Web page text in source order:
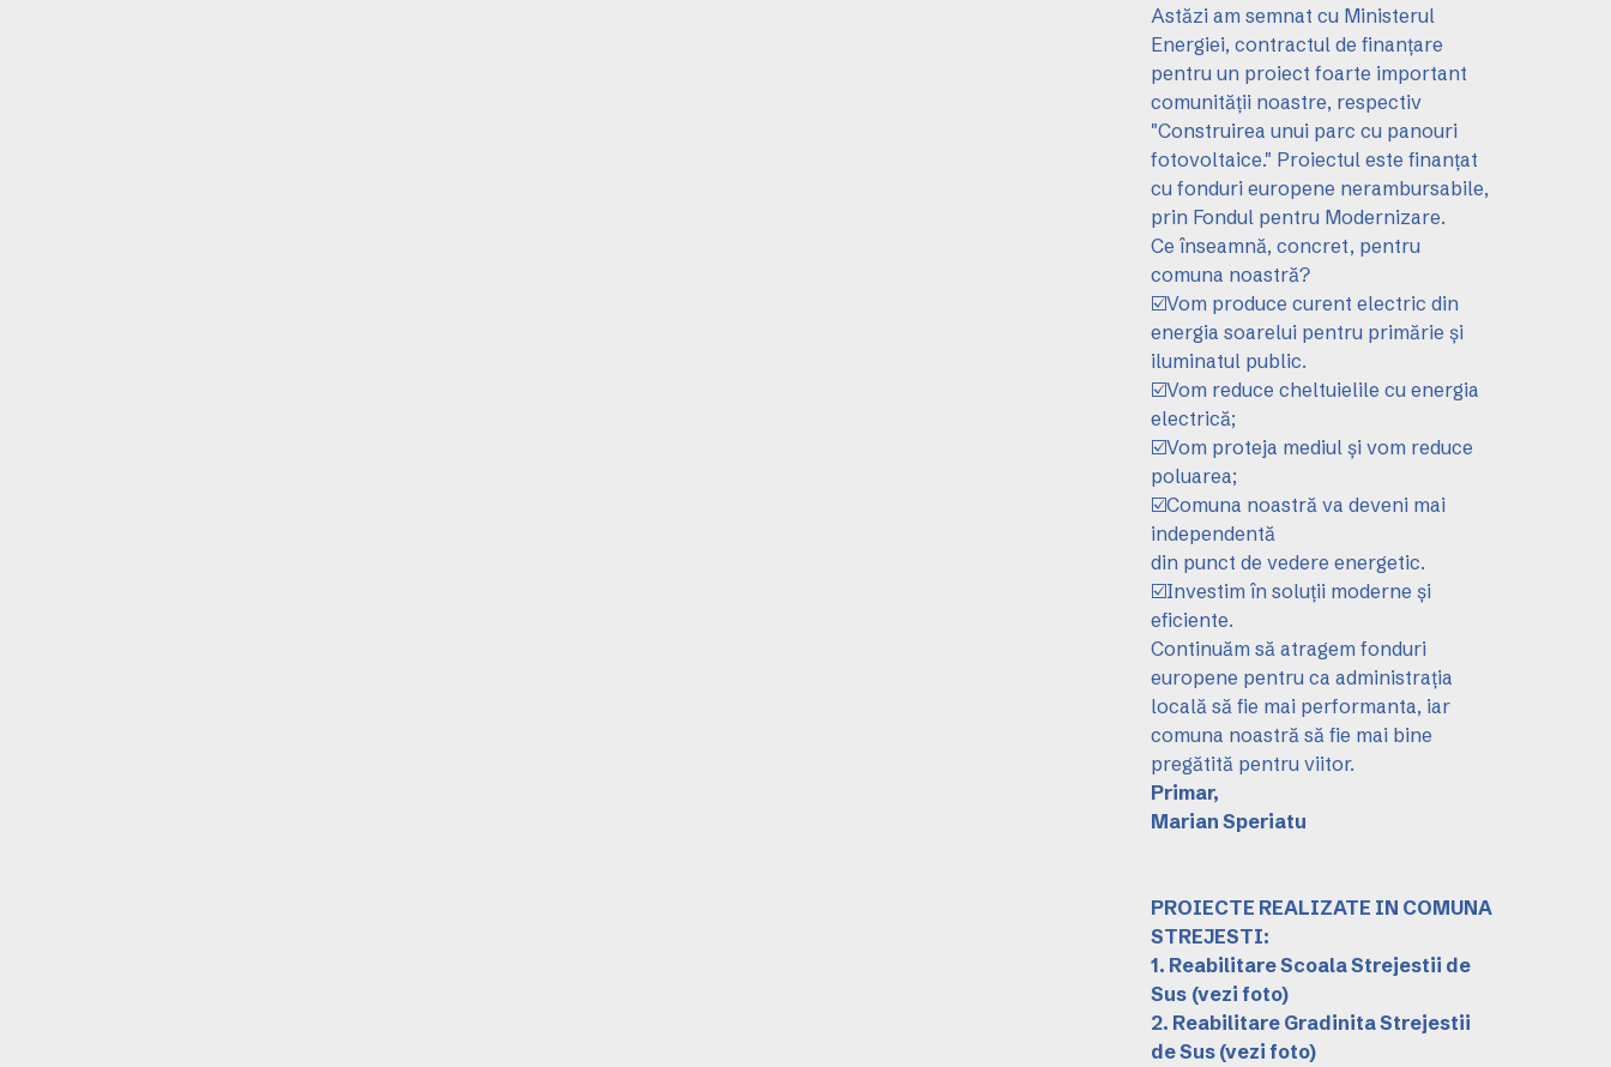
Astăzi am semnat cu Ministerul
Energiei, contractul de finanțare
pentru un proiect foarte important
comunității noastre, respectiv
"Construirea unui parc cu panouri
fotovoltaice." Proiectul este finanțat
cu fonduri europene nerambursabile,
prin Fondul pentru Modernizare.
Ce înseamnă, concret, pentru
comuna noastră?
☑️Vom produce curent electric din
energia soarelui pentru primărie și
iluminatul public.
☑️Vom reduce cheltuielile cu energia
electrică;
☑️Vom proteja mediul și vom reduce
poluarea;
☑️Comuna noastră va deveni mai
independentă
din punct de vedere energetic.
☑️Investim în soluții moderne și
eficiente.
Continuăm să atragem fonduri
europene pentru ca administrația
locală să fie mai performanta, iar
comuna noastră să fie mai bine
pregătită pentru viitor.
Primar,
Marian Speriatu
PROIECTE REALIZATE IN COMUNA
STREJESTI:
1. Reabilitare Scoala Strejestii de
Sus (vezi foto)
2. Reabilitare Gradinita Strejestii
de Sus (vezi foto)